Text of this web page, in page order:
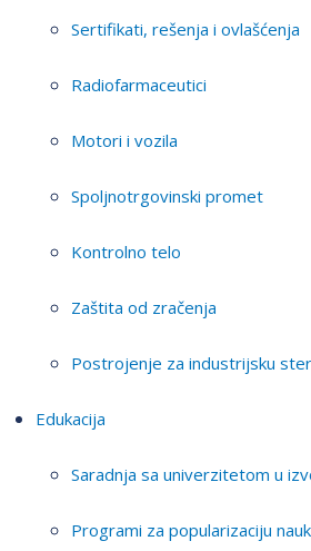
Sertifikati, rešenja i ovlašćenja
Radiofarmaceutici
Motori i vozila
Spoljnotrgovinski promet
Kontrolno telo
Zaštita od zračenja
Postrojenje za industrijsku
Edukacija
Saradnja sa univerzitetom u
Programi za popularizaciju